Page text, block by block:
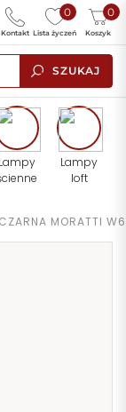
SZUKAJ
0
Lista życzeń
0
Koszyk
Kontakt
Lampy
Lampy
loft
MORATTI W6